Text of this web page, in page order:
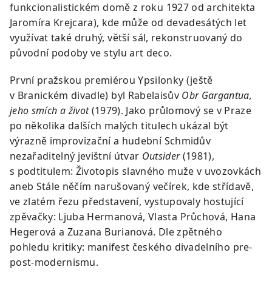
funkcionalistickém domě z roku 1927 od architekta
Jaromíra Krejcara), kde může od devadesátých let
využívat také druhý, větší sál, rekonstruovaný do
původní podoby ve stylu art deco.
První pražskou premiérou Ypsilonky (ještě
v Branickém divadle) byl Rabelaisův Obr Gargantua,
jeho smích a život(1979). Jako průlomový se v Praze
po několika dalších malých titulech ukázal být
výrazně improvizační a hudební Schmidův
nezařaditelný jevištní útvar Outsider(1981),
s podtitulem: Životopis slavného muže v uvozovkách
aneb Stále něčím narušovaný večírek, kde střídavě,
ve zlatém řezu představení, vystupovaly hostující
zpěvačky: Ljuba Hermanová, Vlasta Průchová, Hana
Hegerová a Zuzana Burianová. Dle zpětného
pohledu kritiky: manifest českého divadelního pre-
post-modernismu.